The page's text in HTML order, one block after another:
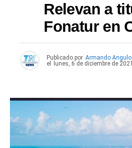
Relevan a
Fonatur en
Publicado por Armando Angulo
el
lunes, 6 de diciembre de 2021